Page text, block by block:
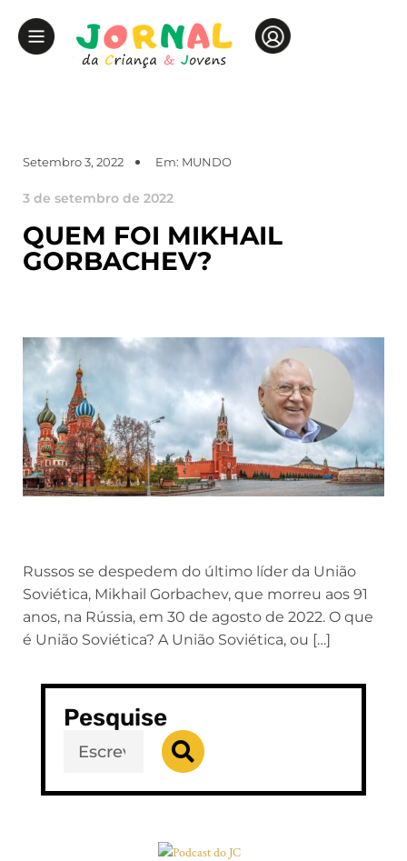
Setembro 3, 2022 Em: MUNDO
3 de setembro de 2022
QUEM FOI MIKHAIL
GORBACHEV?
Russos se despedem do último líder da União
Soviética, Mikhail Gorbachev, que morreu aos 91
anos, na Rússia, em 30 de agosto de 2022. O que
é União Soviética? A União Soviética, ou […]
Pesquise